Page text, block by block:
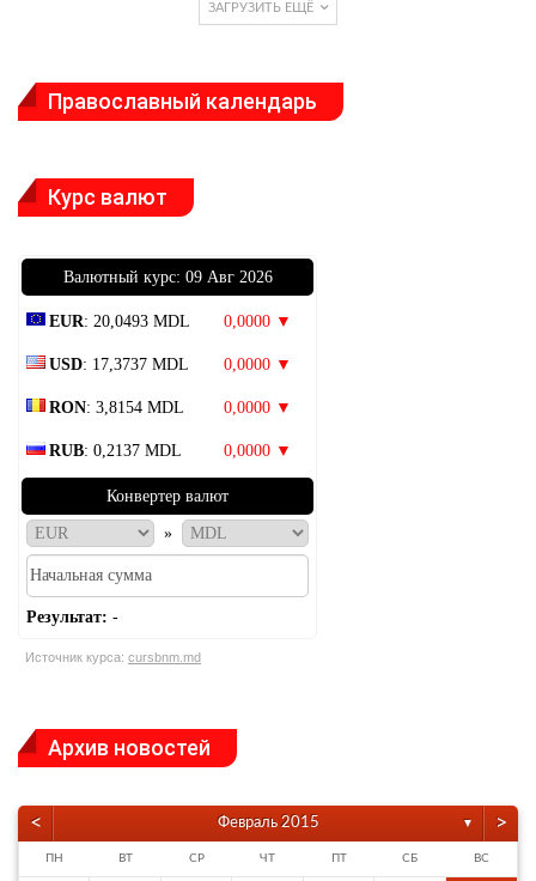
ЗАГРУЗИТЬ ЕЩЁ
Православный календарь
Курс валют
Bалютный курс: 09 Авг 2026
EUR: 20,0493 MDL 0,0000 ▼
USD: 17,3737 MDL 0,0000 ▼
RON: 3,8154 MDL 0,0000 ▼
RUB: 0,2137 MDL 0,0000 ▼
Конвертер валют
»
Результат: -
Источник курса: cursbnm.md
Архив новостей
< Февраль 2015 ▼ >
ПН ВТ СР ЧТ ПТ СБ ВС